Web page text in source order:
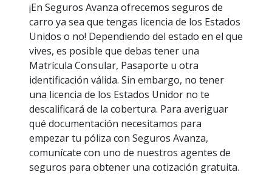
¡En Seguros Avanza ofrecemos seguros de
carro ya sea que tengas licencia de los Estados
Unidos o no! Dependiendo del estado en el que
vives, es posible que debas tener una
Matrícula Consular, Pasaporte u otra
identificación válida. Sin embargo, no tener
una licencia de los Estados Unidor no te
descalificará de la cobertura. Para averiguar
qué documentación necesitamos para
empezar tu póliza con Seguros Avanza,
comunícate con uno de nuestros agentes de
seguros para obtener una cotización gratuita.